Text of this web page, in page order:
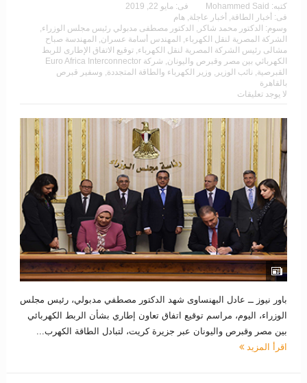
كتبه: Mohammed Said فى: مايو 22, 2019
فى: أخبار الطاقة أخبار عاجلة هام
وسوم: الدكتور محمد شاكر الدكتور مصطفى مدبولي رئيس مجلس الوزراء
الشركة المصرية لنقل الكهرباء المهندس أسامة عسران المهندسة صباح
مشالى رئيس الشركة المصرية لنقل الكهرباء توقيع الاتفاق الإطارى للربط
الكهربائي بين مصر وقبرص واليونان
شركة Euro Africa Interconnector
القبرصية نائب الوزير وزير الكهرباء والطاقة المتجددة وسفير قبرص
بالقاهرة
لا يوجد تعليقات
باور نيوز ــ عادل البهنساوى شهد الدكتور مصطفي مدبولي، رئيس مجلس
الوزراء، اليوم، مراسم توقيع اتفاق تعاون إطاري بشأن الربط الكهربائي
بين مصر وقبرص واليونان عبر جزيرة كريت، لتبادل الطاقة الكهرب...
اقرأ المزيد